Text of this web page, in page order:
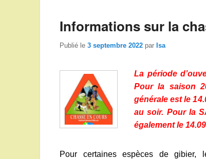
Informations sur la
Publié le 3 septembre 2022 par Isa
La période
Pour la saison
générale est le
au soir. Pour la
également le
Pour certaines espèces de gibier,